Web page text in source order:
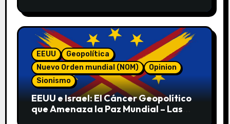
EEUU
Geopolítica
Nuevo Orden mundial (NOM)
Opinion
Sionismo
EEUU e Israel: El Cáncer Geopolítico
que Amenaza la Paz Mundial – Las